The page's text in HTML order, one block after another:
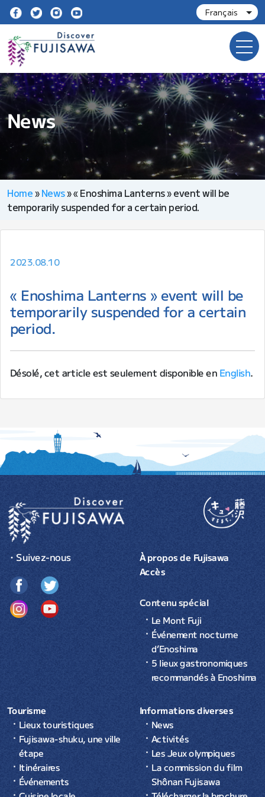
News
Home» News»« Enoshima Lanterns » event will be
temporarily suspended for a certain period.
2023.08.10
« Enoshima Lanterns » event will be
temporarily suspended for a certain
period.
Désolé, cet article est seulement disponible en English.
À propos de Fujisawa
Accès
Contenu spécial
Le Mont Fuji
Événement nocturne
d’Enoshima
5 lieux gastronomiques
recommandés à Enoshima
Tourisme
Lieux touristiques
Fujisawa-shuku, une ville
étape
Itinéraires
Événements
Informations diverses
News
Activités
Les Jeux olympiques
La commission du film
Shônan Fujisawa
・Suivez-nous